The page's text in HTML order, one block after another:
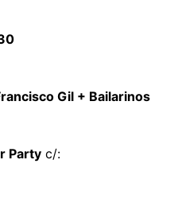
Gil + Bailarinos
Party c/: